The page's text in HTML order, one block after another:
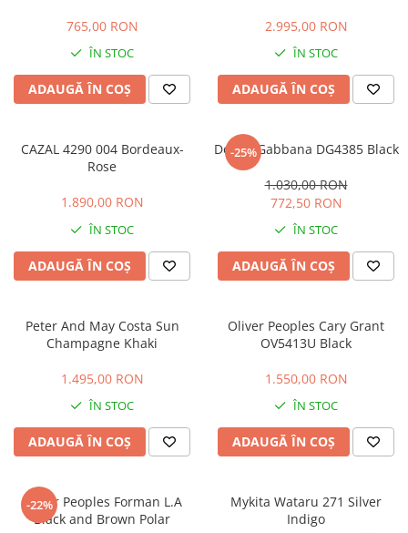
LINDA FARROW
MASSADA
MATSUDA
MAYBACH
MONT BLANC
OAKLEY
OXIBIS
PETER AND MAY
PRADA
RAY-BAN
SAINT LAURENT
SEEOO
765,00 RON
ÎN STOC
ADAUGĂ ÎN COȘ
2.995,00 RON
ÎN STOC
ADAUGĂ ÎN COȘ
CAZAL 4290 004 Bordeaux-
Rose
1.890,00 RON
ÎN STOC
ADAUGĂ ÎN COȘ
-25%
Dolce&Gabbana DG4385 Black
1.030,00 RON
772,50 RON
ÎN STOC
ADAUGĂ ÎN COȘ
Peter And May Costa Sun
Champagne Khaki
1.495,00 RON
ÎN STOC
ADAUGĂ ÎN COȘ
Oliver Peoples Cary Grant
OV5413U Black
1.550,00 RON
ÎN STOC
ADAUGĂ ÎN COȘ
-22%
Oliver Peoples Forman L.A
Black and Brown Polar
Mykita Wataru 271 Silver
Indigo